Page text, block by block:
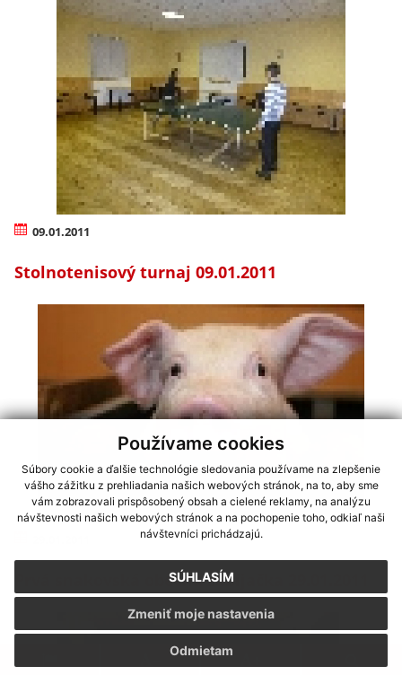
Používame cookies
Súbory cookie a ďalšie technológie sledovania používame na zlepšenie
vášho zážitku z prehliadania našich webových stránok, na to, aby sme
vám zobrazovali prispôsobený obsah a cielené reklamy, na analýzu
návštevnosti našich webových stránok a na pochopenie toho, odkiaľ naši
návštevníci prichádzajú.
SÚHLASÍM
Odmietam
Zmeniť moje nastavenia
09.01.2011
Stolnotenisový turnaj 09.01.2011
Prvá snakovská obecná zabíjačka 29.01.2011